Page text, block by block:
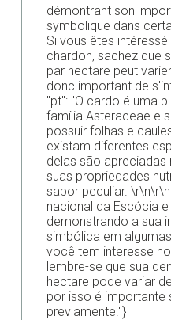
démontrant son
symbolique dans
Si vous êtes
chardon, sachez que
par hectare peut
donc important de
"pt": "O cardo é uma
família Asteraceae e
possuir folhas e
existam diferentes
delas são apreciadas
suas propriedades
sabor peculiar.
nacional da Escócia
demonstrando a sua
simbólica em
você tem interesse
lembre-se que sua
hectare pode variar
por isso é importante
previamente."}